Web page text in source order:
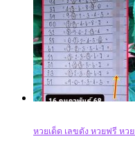
หวยเด็ด เลขดัง หวยฟรี ห